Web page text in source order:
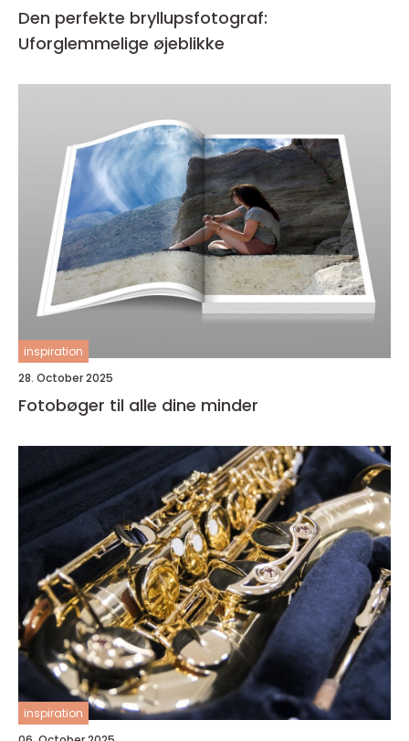
Den perfekte bryllupsfotograf:
Uforglemmelige øjeblikke
inspiration
28. October 2025
Fotobøger til alle dine minder
inspiration